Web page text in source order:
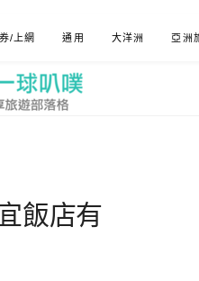
/上網 通用 大洋洲 亞洲
飯店有